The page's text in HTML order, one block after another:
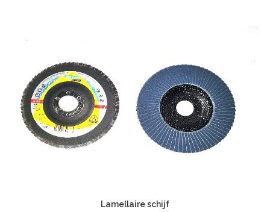
Lamellaire schijf